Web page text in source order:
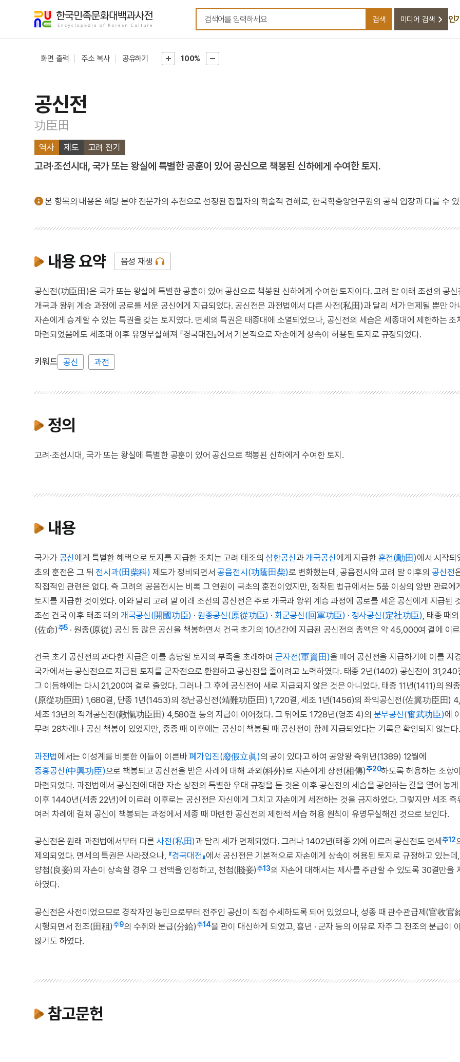
검색어를 입력하세요
검색 미디어 검색 인
화면 출력 주소 복사 공유하기 100%
공신전
功臣田
역사 제도 고려 전기
고려·조선시대, 국가 또는 왕실에 특별한 공훈이 있어 공신으로 책봉된 신하에게 수여한 토지.
본 항목의 내용은 해당 분야 전문가의 추천으로 선정된 집필자의 학술적 견해로, 한국학중앙연구원의 공식 입장과 다를 수
내용 요약 음성 재생
공신전(功臣田)은 국가 또는 왕실에 특별한 공훈이 있어 공신으로 책봉된 신하에게 수여한 토지이다. 고려 말 이래 조선의 공신
개국과 왕위 계승 과정에 공로를 세운 공신에게 지급되었다. 공신전은 과전법에서 다른 사전(私田)과 달리 세가 면제될 뿐만 아
자손에게 승계할 수 있는 특권을 갖는 토지였다. 면세의 특권은 태종대에 소멸되었으나, 공신전의 세습은 세종대에 제한하는 조
마련되었음에도 세조대 이후 유명무실해져 『경국대전』에서 기본적으로 자손에게 상속이 허용된 토지로 규정되었다.
키워드 공신 과전
정의
고려·조선시대, 국가 또는 왕실에 특별한 공훈이 있어 공신으로 책봉된 신하에게 수여한 토지.
내용
국가가 공신에게 특별한 혜택으로 토지를 지급한 조치는 고려 태조의삼한공신과 개국공신에게 지급한 훈전(勳田)에서 시작되
초의 훈전은 그 뒤전시과(田柴科) 제도가 정비되면서공음전시(功蔭田柴)로 변화했는데, 공음전시와 고려 말 이후의공신전
직접적인 관련은 없다. 즉 고려의 공음전시는 비록 그 연원이 국초의 훈전이었지만, 정착된 법규에서는 5품 이상의 양반 관료에
토지를 지급한 것이었다. 이와 달리 고려 말 이래 조선의 공신전은 주로 개국과 왕위 계승 과정에 공로를 세운 공신에게 지급된
조선 건국 이후 태조 때의 개국공신(開國功臣) · 원종공신(原從功臣) · 회군공신(回軍功臣) · 정사공신(定社功臣) , 태종 때
(佐命)주5 · 원종(原從) 공신 등 많은 공신을 책봉하면서 건국 초기의 10년간에 지급된 공신전의 총액은 약 45,000여 결에 이
건국 초기 공신전의 과다한 지급은 이를 충당할 토지의 부족을 초래하여 군자전(軍資田)을 떼어 공신전을 지급하기에 이를 지
국가에서는 공신전으로 지급된 토지를 군자전으로 환원하고 공신전을 줄이려고 노력하였다. 태종 2년(1402) 공신전이 31,240
그 이듬해에는 다시 21,200여 결로 줄었다. 그러나 그 후에 공신전이 새로 지급되지 않은 것은 아니었다. 태종 11년(1411)의 원
(原從功臣田) 1,680결, 단종 1년(1453)의 정난공신전(靖難功臣田) 1,720결, 세조 1년(1456)의 좌익공신전(佐翼功臣田)
세조 13년의 적개공신전(敵愾功臣田) 4,580결 등의 지급이 이어졌다. 그 뒤에도 1728년(영조 4)의 분무공신(奮武功臣)에
무려 28차례나 공신 책봉이 있었지만, 중종 때 이후에는 공신이 책봉될 때 공신전이 함께 지급되었다는 기록은 확인되지 않는다.
과전법에서는 이성계를 비롯한 이들이 이른바폐가입진(廢假立眞)의 공이 있다고 하여 공양왕 즉위년(1389) 12월에
중흥공신(中興功臣)으로 책봉되고 공신전을 받은 사례에 대해 과외(科外)로 자손에게 상전(相傳)주20하도록 허용하는 조항이
마련되었다. 과전법에서 공신전에 대한 자손 상전의 특별한 우대 규정을 둔 것은 이후 공신전의 세습을 공인하는 길을 열어 놓
이후 1440년(세종 22년)에 이르러 이후로는 공신전은 자신에게 그치고 자손에게 세전하는 것을 금지하였다. 그렇지만 세조 즉
여러 차례에 걸쳐 공신이 책봉되는 과정에서 세종 때 마련한 공신전의 제한적 세습 허용 원칙이 유명무실해진 것으로 보인다.
공신전은 원래 과전법에서부터 다른사전(私田)과 달리 세가 면제되었다. 그러나 1402년(태종 2)에 이르러 공신전도 면세주12
제외되었다. 면세의 특권은 사라졌으나, 『경국대전』에서 공신전은 기본적으로 자손에게 상속이 허용된 토지로 규정하고 있는데
양첩(良妾)의 자손이 상속할 경우 그 전액을 인정하고, 천첩(賤妾)주13의 자손에 대해서는 제사를 주관할 수 있도록 30결만을
하였다.
공신전은 사전이었으므로 경작자인 농민으로부터 전주인 공신이 직접 수세하도록 되어 있었으나, 성종 때 관수관급제(官收官
시행되면서 전조(田租)주9의 수취와 분급(分給)주14을 관이 대신하게 되었고, 흉년 · 군자 등의 이유로 자주 그 전조의 분급이
않기도 하였다.
참고문헌